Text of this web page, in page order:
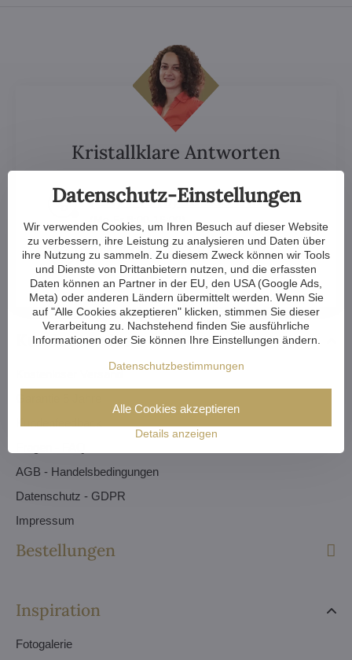
Kundenservice
Kostenloser Versand
AGB - Handelsbedingungen
Datenschutz - GDPR
Impressum
Bestellungen
Inspiration
Fotogalerie
Kristallklare Antworten
(EN) +49 (0) 15 236 240 567
mikulasova​@artcrystal​.cz
Datenschutz-Einstellungen
Wir verwenden Cookies, um Ihren Besuch auf dieser Website
zu verbessern, ihre Leistung zu analysieren und Daten über
ihre Nutzung zu sammeln. Zu diesem Zweck können wir Tools
und Dienste von Drittanbietern nutzen, und die erfassten
Daten können an Partner in der EU, den USA (Google Ads,
Meta) oder anderen Ländern übermittelt werden. Wenn Sie
auf "Alle Cookies akzeptieren" klicken, stimmen Sie dieser
Verarbeitung zu. Nachstehend finden Sie ausführliche
Informationen oder Sie können Ihre Einstellungen ändern.
Datenschutzbestimmungen
Details anzeigen
Alle Cookies akzeptieren